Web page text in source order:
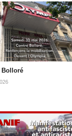
Bolloré